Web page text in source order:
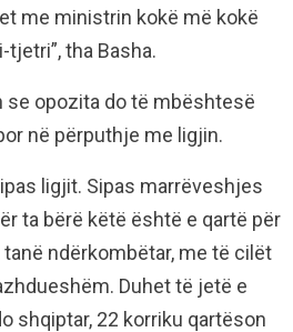
me ministrin kokë më kokë
tha Basha.
se opozita do të mbështesë
në përputhje me ligjin.
ligjit. Sipas marrëveshjes
ta bërë këtë është e qartë për
ndërkombëtar, me të cilët
Duhet të jetë e
shqiptar, 22 korriku qartëson